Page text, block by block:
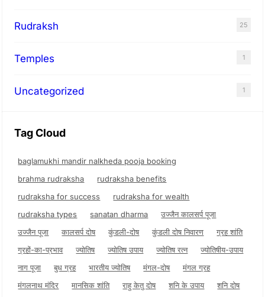
Rudraksh 25
Temples 1
Uncategorized 1
Tag Cloud
baglamukhi mandir nalkheda pooja booking
brahma rudraksha
rudraksha benefits
rudraksha for success
rudraksha for wealth
rudraksha types
sanatan dharma
उज्जैन कालसर्प पूजा
उज्जैन पूजा
कालसर्प दोष कुंडली-दोष कुंडली दोष निवारण
ग्रह शांति
ग्रहों-का-प्रभाव
ज्योतिष ज्योतिष उपाय ज्योतिष रत्न
ज्योतिषीय-उपाय
नाग पूजा
बुध ग्रह भारतीय ज्योतिष मंगल-दोष
मंगल ग्रह
मंगलनाथ मंदिर
मानसिक शांति राहु केतु दोष शनि के उपाय
शनि दोष